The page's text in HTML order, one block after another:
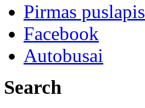
Pirmas puslapis
Facebook
Autobusai
Search